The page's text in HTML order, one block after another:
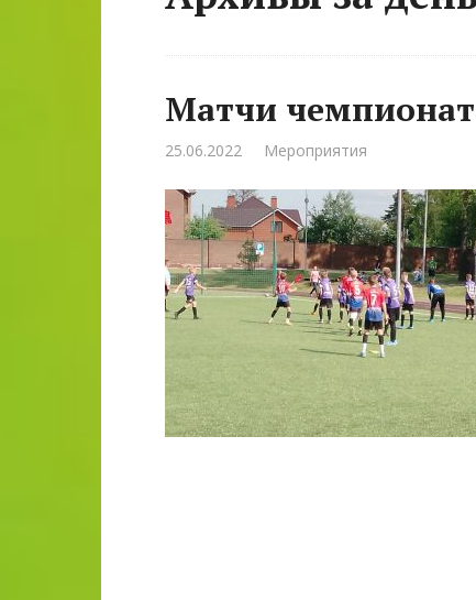
Матчи
25.06.2022 Мероприятия